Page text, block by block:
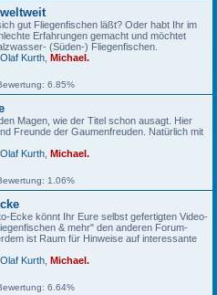
gut Fliegenfischen läßt? Oder habt Ihr im
Erfahrungen gemacht und möchtet
(Süden-) Fliegenfischen.
Olaf Kurth
Michael.
6.85%
Magen, wie der Titel schon ausagt. Hier
Freunde der Gaumenfreuden. Natürlich mit
Olaf Kurth
Michael.
1.06%
Ecke könnt Ihr Eure selbst gefertigten Video-
& mehr" den anderen Forum-
ist Raum für Hinweise auf interessante
Olaf Kurth
Michael.
6.64%